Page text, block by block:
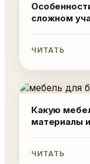
сложном
ЧИТАТЬ
Какую
материалы
ЧИТАТЬ